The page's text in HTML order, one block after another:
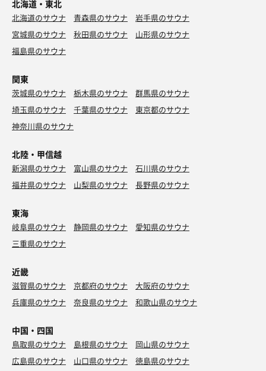
北海道・東北
北海道のサウナ 青森県のサウナ
岩手県のサウナ
宮城県のサウナ
秋田県のサウナ
山形県のサウナ
福島県のサウナ
関東
茨城県のサウナ 栃木県のサウナ
群馬県のサウナ
埼玉県のサウナ
千葉県のサウナ
東京都のサウナ
神奈川県のサウナ
北陸・甲信越
新潟県のサウナ 富山県のサウナ
石川県のサウナ
福井県のサウナ
山梨県のサウナ 長野県のサウナ
東海
岐阜県のサウナ 静岡県のサウナ
愛知県のサウナ
三重県のサウナ
近畿
滋賀県のサウナ 京都府のサウナ
大阪府のサウナ
兵庫県のサウナ
奈良県のサウナ 和歌山県のサウナ
中国・四国
鳥取県のサウナ 島根県のサウナ
岡山県のサウナ
広島県のサウナ
山口県のサウナ
徳島県のサウナ